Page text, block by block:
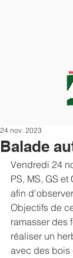
Balade
24 nov. 2023
Vendredi 24
PS, MS, GS
afin
Objectifs de
ramasser des
réaliser un
avec des bois